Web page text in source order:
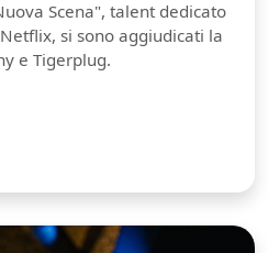
Scena", talent dedicato
si sono aggiudicati la
e Tigerplug.